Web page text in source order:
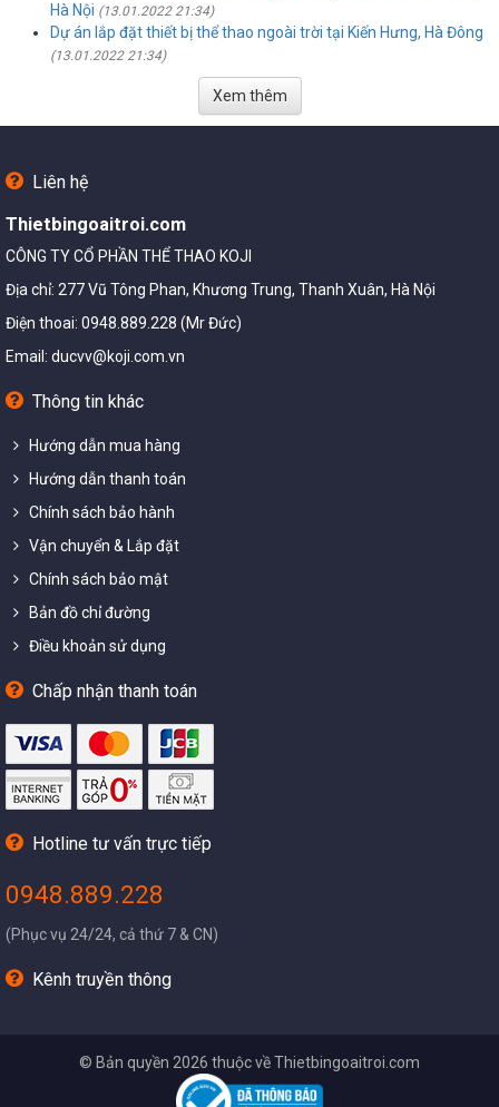
Hà Nội (13.01.2022 21:34)
Dự án lắp đặt thiết bị thể thao ngoài trời tại Kiến Hưng, Hà Đông
(13.01.2022 21:34)
Xem thêm
Liên hệ
Thietbingoaitroi.com
CÔNG TY CỔ PHẦN THỂ THAO KOJI
Địa chỉ: 277 Vũ Tông Phan, Khương Trung, Thanh Xuân, Hà Nội
Điện thoai: 0948.889.228 (Mr Đức)
Email: ducvv@koji.com.vn
Thông tin khác
Hướng dẫn mua hàng
Hướng dẫn thanh toán
Chính sách bảo hành
Vận chuyển & Lắp đặt
Chính sách bảo mật
Bản đồ chỉ đường
Điều khoản sử dụng
Chấp nhận thanh toán
Hotline tư vấn trực tiếp
0948.889.228
(Phục vụ 24/24, cả thứ 7 & CN)
Kênh truyền thông
© Bản quyền 2026 thuộc về Thietbingoaitroi.com